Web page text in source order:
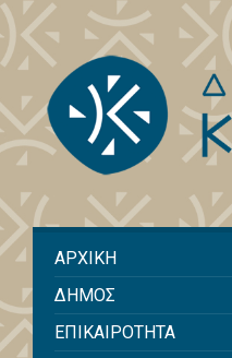
ΑΡΧΙΚΗ
ΔΗΜΟΣ
ΕΠΙΚΑΙΡΟΤΗΤΑ